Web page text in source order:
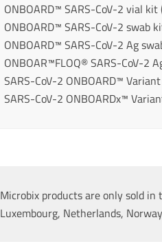
ONBOARD™ SARS-CoV-2 vial kit
ONBOARD™ SARS-CoV-2 swab
ONBOARD™ SARS-CoV-2 Ag
ONBOAR™FLOQ® SARS-CoV-2
SARS-CoV-2 ONBOARD™
SARS-CoV-2 ONBOARDx™
Microbix products are only sold
Luxembourg, Netherlands,